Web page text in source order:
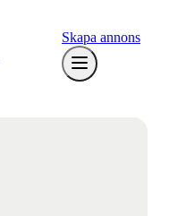
Skapa annons